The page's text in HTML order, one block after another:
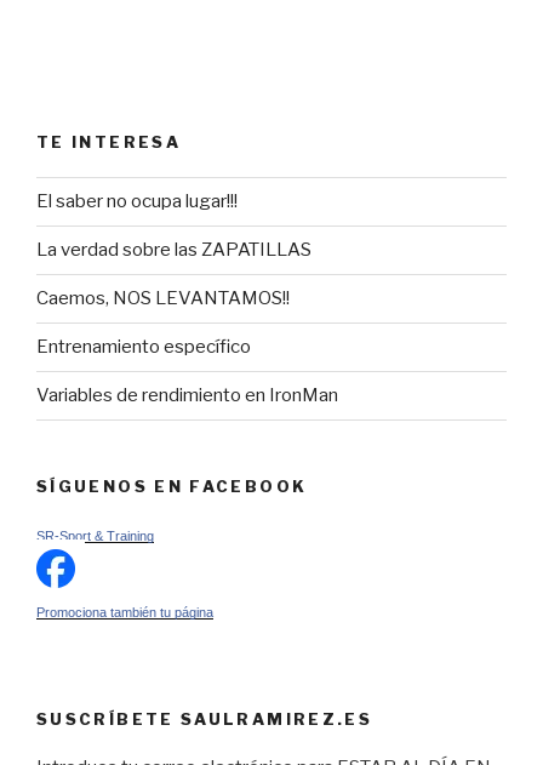
TE INTERESA
El saber no ocupa lugar!!!
La verdad sobre las ZAPATILLAS
Caemos, NOS LEVANTAMOS!!
Entrenamiento específico
Variables de rendimiento en IronMan
SÍGUENOS EN FACEBOOK
SR-Sport & Training
Promociona también tu página
SUSCRÍBETE SAULRAMIREZ.ES